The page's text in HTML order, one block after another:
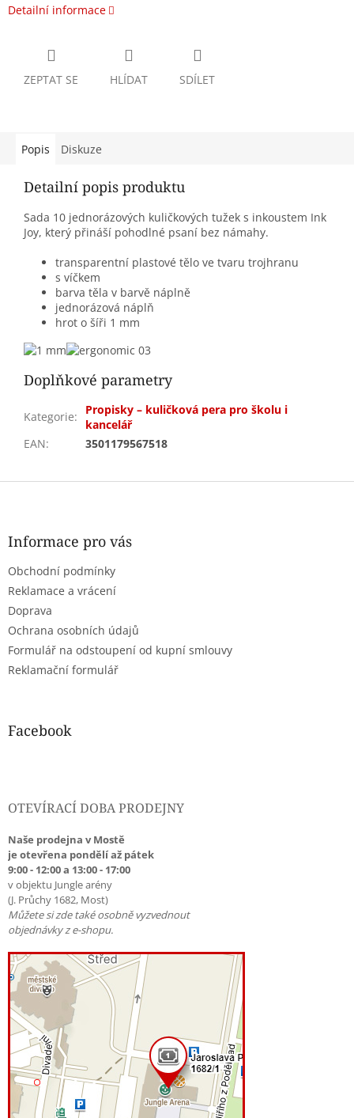
Detailní informace
ZEPTAT SE HLÍDAT SDÍLET
Popis Diskuze
Detailní popis produktu
Sada 10 jednorázových kuličkových tužek s inkoustem Ink
Joy, který přináší pohodlné psaní bez námahy.
transparentní plastové tělo ve tvaru trojhranu
s víčkem
barva těla v barvě náplně
jednorázová náplň
hrot o šíři 1 mm
Doplňkové parametry
Kategorie:
Propisky – kuličková pera pro školu i
kancelář
EAN: 3501179567518
Z
Informace pro vás
Obchodní podmínky
Reklamace a vrácení
Doprava
Ochrana osobních údajů
Formulář na odstoupení od kupní smlouvy
Reklamační formulář
Facebook
OTEVÍRACÍ DOBA PRODEJNY
Naše prodejna v Mostě
je otevřena pondělí až pátek
9:00 - 12:00 a 13:00 - 17:00
v objektu Jungle arény
(J. Průchy 1682, Most)
Můžete si zde také osobně vyzvednout
objednávky z e-shopu.